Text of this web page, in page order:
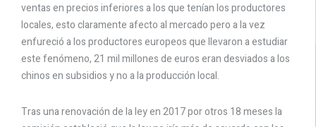
ventas en precios inferiores a los que tenían los productores
locales, esto claramente afecto al mercado pero a la vez
enfureció a los productores europeos que llevaron a estudiar
este fenómeno, 21 mil millones de euros eran desviados a los
chinos en subsidios y no a la producción local.
Tras una renovación de la ley en 2017 por otros 18 meses la